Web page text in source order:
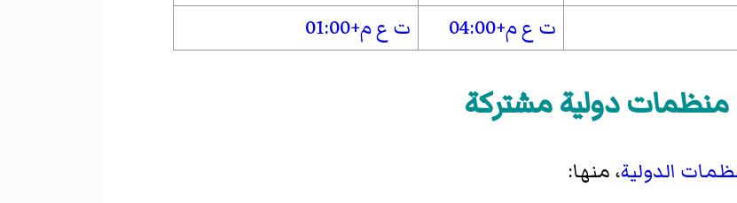
ت ع م+04:00 ت ع م+01:00
منظمات دولية مشتركة
الدولية، منها: